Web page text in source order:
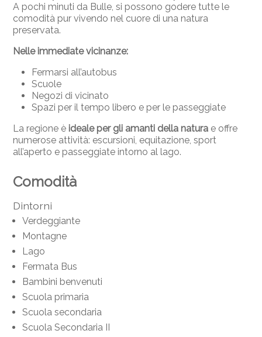
A pochi minuti da Bulle, si possono godere tutte le
comodità pur vivendo nel cuore di una natura
preservata.
Nelle immediate vicinanze:
Fermarsi all’autobus
Scuole
Negozi di vicinato
Spazi per il tempo libero e per le passeggiate
La regione è ideale per gli amanti della natura e offre
numerose attività: escursioni, equitazione, sport
all’aperto e passeggiate intorno al lago.
Comodità
Dintorni
Verdeggiante
Montagne
Lago
Fermata Bus
Bambini benvenuti
Scuola primaria
Scuola secondaria
Scuola Secondaria II